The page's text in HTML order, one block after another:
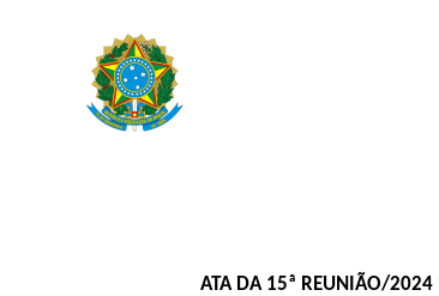
ATA DA 15ª REUNIÃO/2024